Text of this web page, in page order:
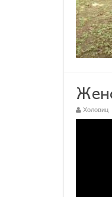
Холовиц